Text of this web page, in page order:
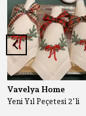
Vavelya Home
Yeni Yıl Peçetesi 2'li